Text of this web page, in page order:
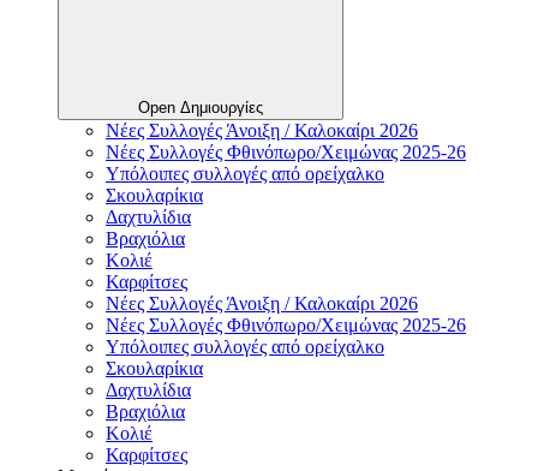
Open Δημιουργίες
Νέες Συλλογές Άνοιξη / Καλοκαίρι 2026
Νέες Συλλογές Φθινόπωρο/Χειμώνας 2025-26
Υπόλοιπες συλλογές από ορείχαλκο
Σκουλαρίκια
Δαχτυλίδια
Βραχιόλια
Κολιέ
Καρφίτσες
Νέες Συλλογές Άνοιξη / Καλοκαίρι 2026
Νέες Συλλογές Φθινόπωρο/Χειμώνας 2025-26
Υπόλοιπες συλλογές από ορείχαλκο
Σκουλαρίκια
Δαχτυλίδια
Βραχιόλια
Κολιέ
Καρφίτσες